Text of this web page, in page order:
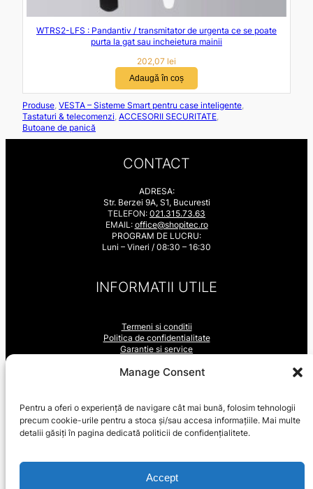
Manage Consent
Pentru a oferi o experiență de navigare cât mai bună, folosim tehnologii
precum cookie-urile pentru a stoca și/sau accesa informațiile. Mai multe
detalii găsiți în pagina dedicată politicii de confidențialitete.
Accept
WTRS2-LFS : Pandantiv / transmitator de urgenta ce se poate
purta la gat sau incheietura mainii
202,07 lei
Adaugă în coș
Produse, VESTA – Sisteme Smart pentru case inteligente,
Tastaturi & telecomenzi, ACCESORII SECURITATE,
Butoane de panică
CONTACT
ADRESA:
Str. Berzei 9A, S1, Bucuresti
TELEFON: 021.315.73.63
EMAIL: office@shopitec.ro
PROGRAM DE LUCRU:
Luni – Vineri / 08:30 – 16:30
INFORMATII UTILE
Termeni si conditii
Politica de confidentialitate
Garantie si service
LinkedIn YouTube Facebook
SUPORT VANZARI
Livrarea produselor